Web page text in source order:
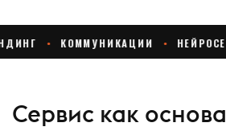
Сервис как основа